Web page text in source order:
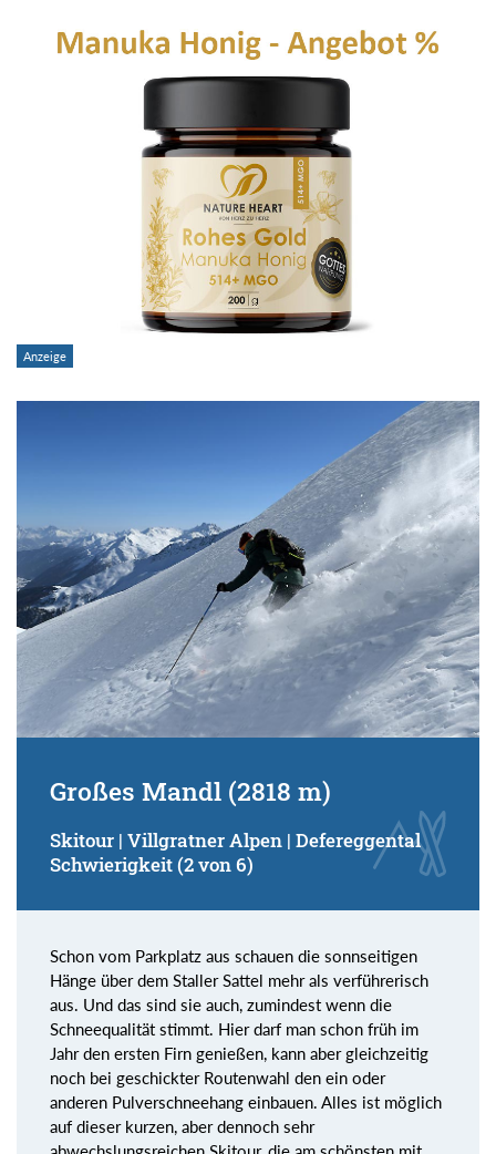
Großes Mandl (2818 m)
Skitour | Villgratner Alpen | Defereggental
Schwierigkeit (2 von 6)
Schon vom Parkplatz aus schauen die sonnseitigen
Hänge über dem Staller Sattel mehr als verführerisch
aus. Und das sind sie auch, zumindest wenn die
Schneequalität stimmt. Hier darf man schon früh im
Jahr den ersten Firn genießen, kann aber gleichzeitig
noch bei geschickter Routenwahl den ein oder
anderen Pulverschneehang einbauen. Alles ist möglich
auf dieser kurzen, aber dennoch sehr